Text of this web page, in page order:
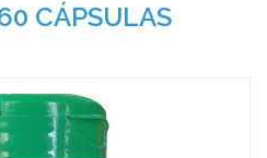
CÁPSULAS